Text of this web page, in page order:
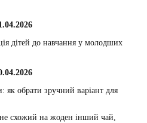
дітей до навчання у молодших
як обрати зручний варіант для
схожий на жоден інший чай,